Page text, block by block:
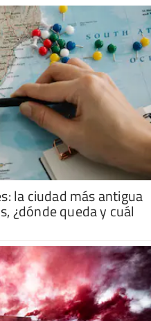
la ciudad más antigua
¿dónde queda y cuál